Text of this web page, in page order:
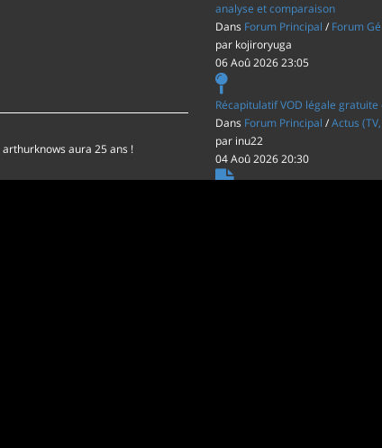
arthurknows aura 25 ans !
analyse et comparaison
Dans Forum Principal / Forum
par kojiroryuga
06 Aoû 2026 23:05
Récapitulatif VOD légale gratuite
Dans Forum Principal /Actus
par inu22
04 Aoû 2026 20:30